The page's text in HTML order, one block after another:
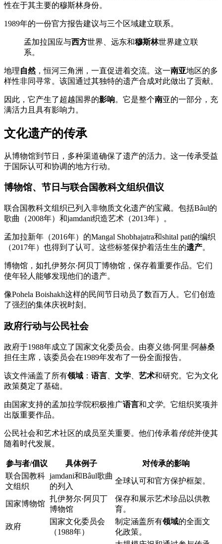
性在于其主要的穆斯林身份。
1989年的一份官方报告建议与三个区域建立联系。
孟加拉国应与西方世界、远东和穆斯林世界建立联
系。
地理自然，恒河三角洲，一直促进着交流。这一南亚地区的多
样性非同寻常。该国通过其独特的遗产合成对此做出了贡献。
因此，它产生了超越国界的影响。它是整个南亚的一部分，充
满活力且具有影响力。
文化遗产的传承
从博物馆到节日，多种渠道确保了遗产的活力。这一传承受益
于国际认可和协调的地方行动。
博物馆、节日与联合国教科文组织倡议
联合国教科文组织已列入非物质文化遗产的宝藏。包括Bâul的
歌曲（2008年）和jamdani织造艺术（2013年）。
孟加拉新年（2016年）的Mangal Shobhajatra和shital pati的编织
（2017年）也得到了认可。这些标签保护着活生生的遗产。
博物馆，如扎伊努尔·阿贝丁博物馆，保存着重要作品。它们
使年轻人能够发现他们的遗产。
像Pohela Boishakh这样的民间节日动员了数百万人。它们创造
了强烈的集体庆祝时刻。
政府行动与公民社会
政府于1988年成立了国家文化委员会。由赛义德·阿里·阿赫桑
担任主席，该委员会在1989年发布了一份全面报告。
该文件涵盖了所有领域 ： 语言 文学 艺术和研究。它为文化
政策奠定了基础。
由国家支持的孟加拉学院积极推广语言和文学。它组织奖项并
出版重要作品。
公民社会和艺术社区的成员至关重要。他们传承着传统并使其
随着时代发展。
参与者/倡议 具体例子
对传承的影响
联合国教科
文组织
jamdani和Bâul歌曲
的列入
全球认可和官方保护框架。
国家博物馆
扎伊努尔·阿贝丁
博物馆
保存和展示艺术珍品以供教
育。
政府
国家文化委员会
（1988年）
制定涵盖所有领域的全面文
化政策。